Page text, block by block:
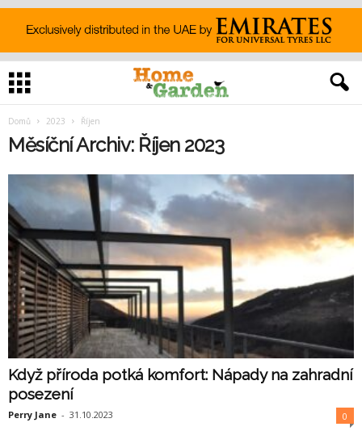
Domů 2023 Říjen
Měsíční Archiv: Říjen 2023
Když příroda potká komfort: Nápady na zahradní
posezení
Perry Jane - 31.10.2023 0